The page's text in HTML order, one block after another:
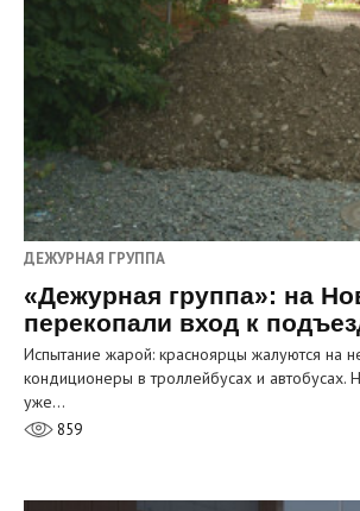
ДЕЖУРНАЯ ГРУППА
«Дежурная группа»: на
перекопали вход к
Испытание жарой: красноярцы жалуются на
кондиционеры в троллейбусах и автобусах.
уже…
859